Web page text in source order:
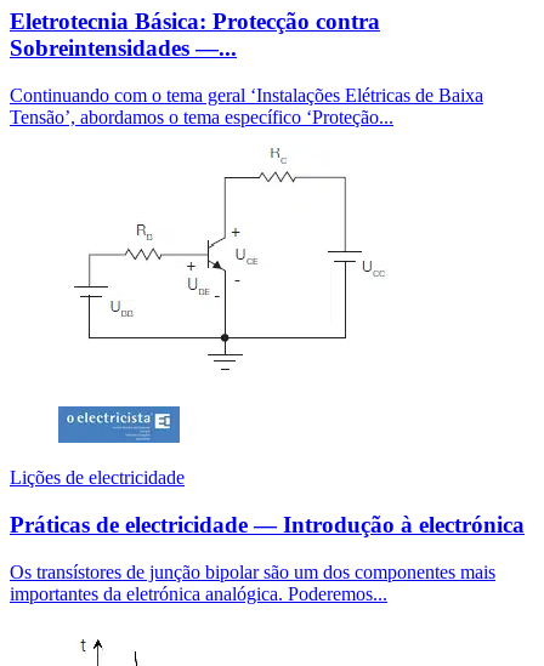
Eletrotecnia Básica: Protecção contra
Sobreintensidades —...
Continuando com o tema geral ‘Instalações Elétricas de Baixa
Tensão’, abordamos o tema específico ‘Proteção...
Lições de electricidade
Práticas de electricidade — Introdução à electrónica
Os transístores de junção bipolar são um dos componentes mais
importantes da eletrónica analógica. Poderemos...